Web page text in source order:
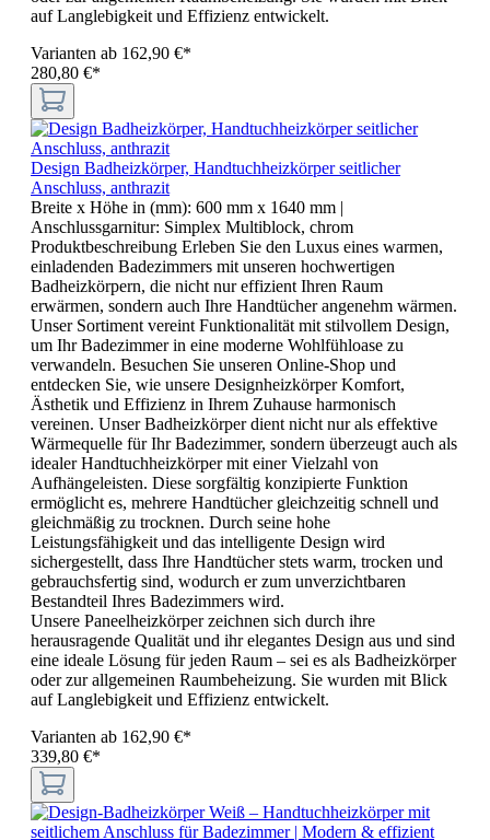
auf Langlebigkeit und Effizienz entwickelt.
Varianten ab 162,90 €*
280,80 €*
Design Badheizkörper, Handtuchheizkörper seitlicher
Anschluss, anthrazit
Breite x Höhe in (mm): 600 mm x 1640 mm |
Anschlussgarnitur: Simplex Multiblock, chrom
Produktbeschreibung Erleben Sie den Luxus eines warmen,
einladenden Badezimmers mit unseren hochwertigen
Badheizkörpern, die nicht nur effizient Ihren Raum
erwärmen, sondern auch Ihre Handtücher angenehm wärmen.
Unser Sortiment vereint Funktionalität mit stilvollem Design,
um Ihr Badezimmer in eine moderne Wohlfühloase zu
verwandeln. Besuchen Sie unseren Online-Shop und
entdecken Sie, wie unsere Designheizkörper Komfort,
Ästhetik und Effizienz in Ihrem Zuhause harmonisch
vereinen. Unser Badheizkörper dient nicht nur als effektive
Wärmequelle für Ihr Badezimmer, sondern überzeugt auch als
idealer Handtuchheizkörper mit einer Vielzahl von
Aufhängeleisten. Diese sorgfältig konzipierte Funktion
ermöglicht es, mehrere Handtücher gleichzeitig schnell und
gleichmäßig zu trocknen. Durch seine hohe
Leistungsfähigkeit und das intelligente Design wird
sichergestellt, dass Ihre Handtücher stets warm, trocken und
gebrauchsfertig sind, wodurch er zum unverzichtbaren
Bestandteil Ihres Badezimmers wird.
Unsere Paneelheizkörper zeichnen sich durch ihre
herausragende Qualität und ihr elegantes Design aus und sind
eine ideale Lösung für jeden Raum – sei es als Badheizkörper
oder zur allgemeinen Raumbeheizung. Sie wurden mit Blick
auf Langlebigkeit und Effizienz entwickelt.
Varianten ab 162,90 €*
339,80 €*